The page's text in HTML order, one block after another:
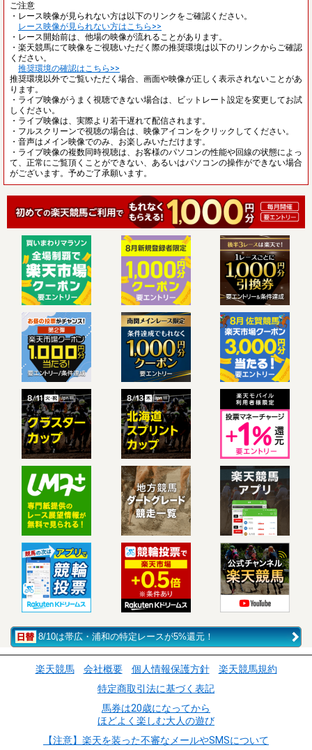
ご注意
・レース映像が見られない方は以下のリンクをご確認ください。
レース映像が見られない方はこちら>>
・レース開始前は、他場の映像が流れることがあります。
・楽天競馬にて映像をご視聴いただく際の推奨環境は以下のリンクからご確認
ください。
推奨環境の確認はこちら>>
推奨環境以外でご覧いただく場合、画面や映像が正しく表示されないことがあ
ります。
・ライブ映像がうまく視聴できない場合は、ビットレート設定を変更してお試
しください。
・ライブ映像は、実際より若干遅れて配信されます。
・フルスクリーンで視聴の場合は、映像アイコンをクリックしてください。
・音声はメイン映像でのみ、お楽しみいただけます。
・ライブ映像の複数同時視聴は、お客様のパソコンの性能や回線の状態によっ
て、正常にご覧頂くことができない、あるいはパソコンの操作ができない場合
がございます。予めご了承願います。
8/10は帯広・浦和の特定レースが5%還元！
楽天競馬 会社概要 個人情報保護方針
楽天競馬規約
特定商取引法に基づく表記
馬券は20歳になってから
ほどよく楽しむ大人の遊び
【注意】楽天を装った不審なメールやSMSについて